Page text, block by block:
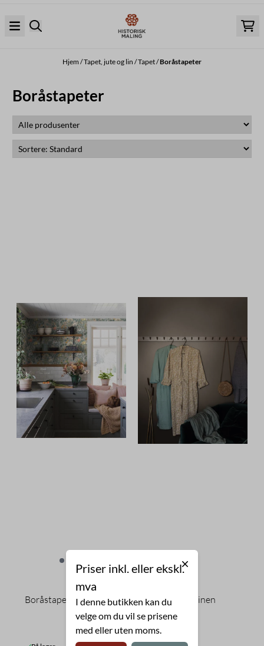
Hjem /Tapet, jute og lin /Tapet/Boråstapeter
Boråstapeter
Boråstapet Boråstapet Linen
Priser inkl. eller ekskl.
mva
I denne butikken kan du
velge om du vil se prisene
med eller uten moms.